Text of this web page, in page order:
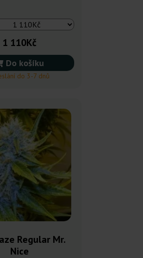
1 110Kč
Do košíku
do 3-7 dnů
Regular Mr.
Nice